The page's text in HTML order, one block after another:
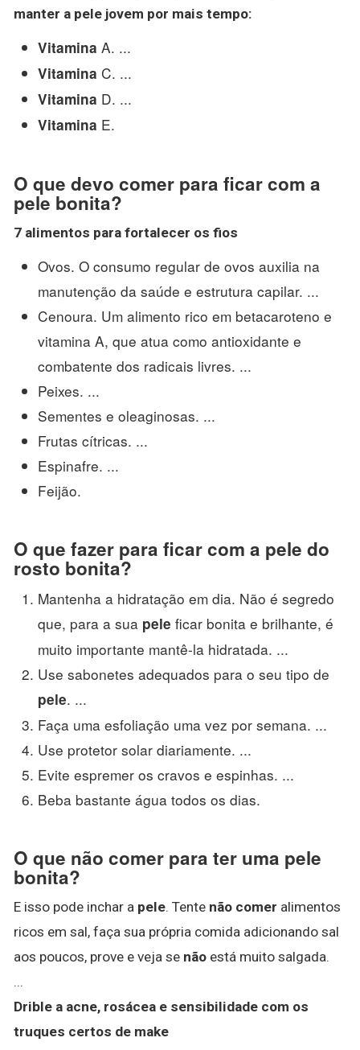
manter a pele jovem por mais tempo:
Vitamina A. ...
Vitamina C. ...
Vitamina D. ...
Vitamina E.
O que devo comer para ficar com a
pele bonita?
7 alimentos para fortalecer os fios
Ovos. O consumo regular de ovos auxilia na
manutenção da saúde e estrutura capilar. ...
Cenoura. Um alimento rico em betacaroteno e
vitamina A, que atua como antioxidante e
combatente dos radicais livres. ...
Peixes. ...
Sementes e oleaginosas. ...
Frutas cítricas. ...
Espinafre. ...
Feijão.
O que fazer para ficar com a pele do
rosto bonita?
Mantenha a hidratação em dia. Não é segredo
que, para a sua pele ficar bonita e brilhante, é
muito importante mantê-la hidratada. ...
Use sabonetes adequados para o seu tipo de
pele. ...
Faça uma esfoliação uma vez por semana. ...
Use protetor solar diariamente. ...
Evite espremer os cravos e espinhas. ...
Beba bastante água todos os dias.
O que não comer para ter uma pele
bonita?
E isso pode inchar a pele. Tente não comer alimentos
ricos em sal, faça sua própria comida adicionando sal
aos poucos, prove e veja se não está muito salgada.
...
Drible a acne, rosácea e sensibilidade com os
truques certos de make